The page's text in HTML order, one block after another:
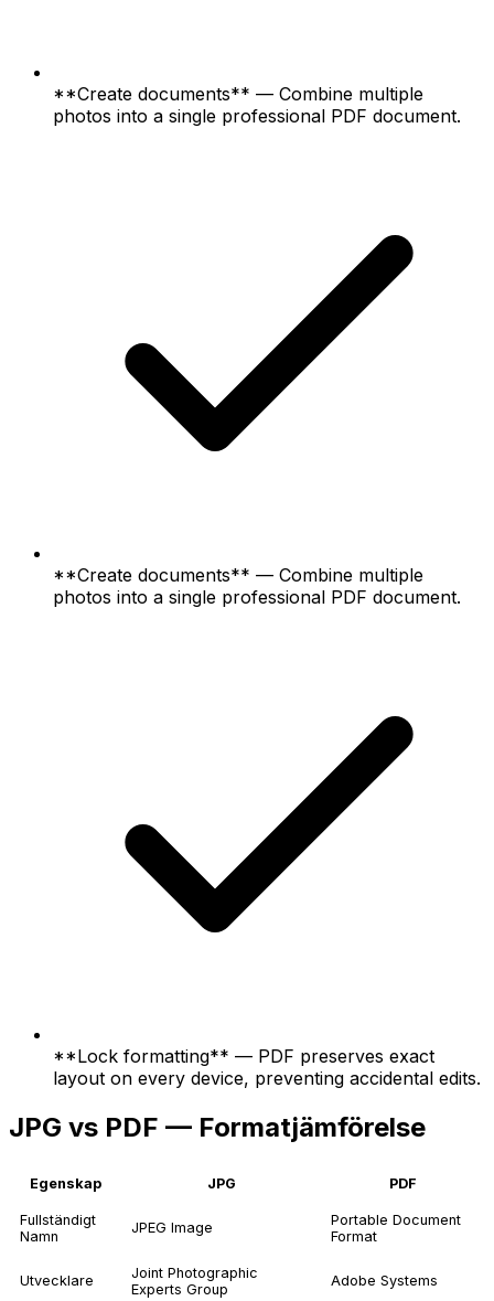
**Create documents** — Combine multiple
photos into a single professional PDF document.
**Create documents** — Combine multiple
photos into a single professional PDF document.
**Lock formatting** — PDF preserves exact
layout on every device, preventing accidental edits.
JPG vs PDF — Formatjämförelse
Egenskap JPG PDF
Fullständigt
Namn
JPEG Image
Portable Document
Format
Utvecklare
Joint Photographic
Experts Group
Adobe Systems